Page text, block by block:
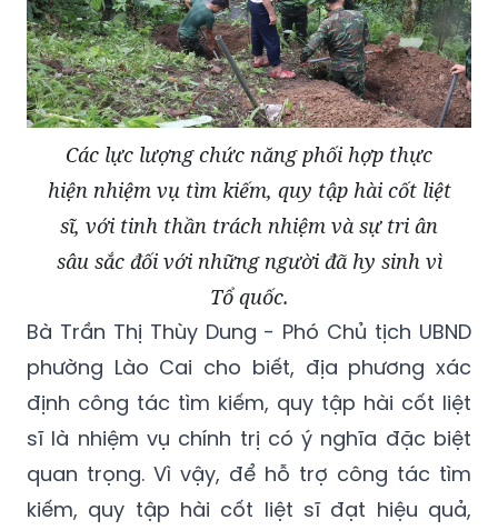
Các lực lượng chức năng phối hợp thực
hiện nhiệm vụ tìm kiếm, quy tập hài cốt liệt
sĩ, với tinh thần trách nhiệm và sự tri ân
sâu sắc đối với những người đã hy sinh vì
Tổ quốc.
Bà Trần Thị Thùy Dung - Phó Chủ tịch UBND
phường Lào Cai cho biết, địa phương xác
định công tác tìm kiếm, quy tập hài cốt liệt
sĩ là nhiệm vụ chính trị có ý nghĩa đặc biệt
quan trọng. Vì vậy, để hỗ trợ công tác tìm
kiếm, quy tập hài cốt liệt sĩ đạt hiệu quả,